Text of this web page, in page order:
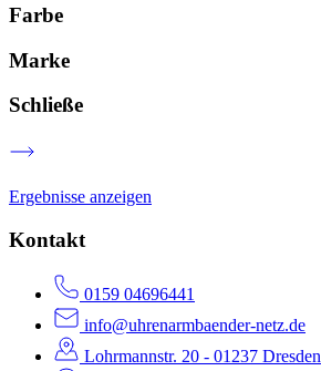
Farbe
Marke
Schließe
Ergebnisse anzeigen
Kontakt
0159 04696441
info@uhrenarmbaender-netz.de
Lohrmannstr. 20 - 01237 Dresden